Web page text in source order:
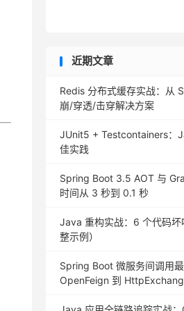
近期文章
Redis 分布式缓存实战：从
崩/穿透/击穿解决方案
JUnit5 + Testcontainers：
佳实践
Spring Boot 3.5 AOT 与
时间从 3 秒到 0.1 秒
Java 重构实战：6 个代码
整示例）
Spring Boot 微服务间调用
OpenFeign 到